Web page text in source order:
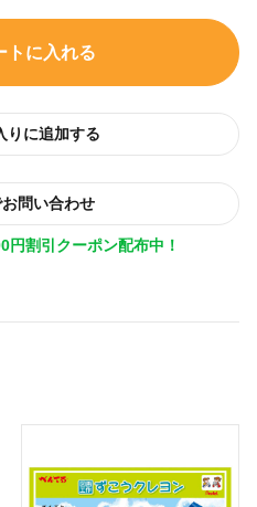
トに入れる
りに追加する
問い合わせ
円割引クーポン配布中！